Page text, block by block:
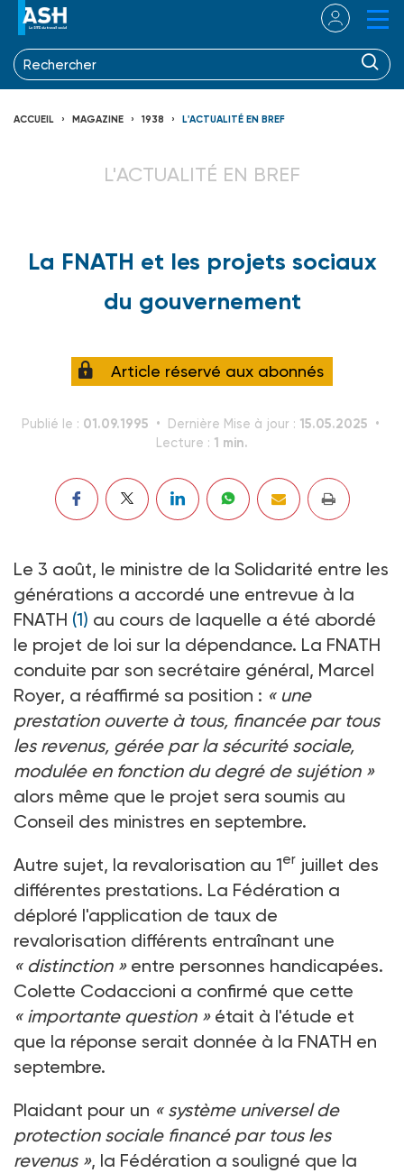
ACCUEIL MAGAZINE 1938 L'ACTUALITÉ EN BREF
L'ACTUALITÉ EN BREF
La FNATH et les projets sociaux
du gouvernement
Article réservé aux abonnés
Publié le : 01.09.1995 Dernière Mise à jour : 15.05.2025
Lecture : 1 min.
Le 3 août, le ministre de la Solidarité entre les
générations a accordé une entrevue à la
FNATH (1) au cours de laquelle a été abordé
le projet de loi sur la dépendance. La FNATH
conduite par son secrétaire général, Marcel
Royer, a réaffirmé sa position : « une
prestation ouverte à tous, financée par tous
les revenus, gérée par la sécurité sociale,
modulée en fonction du degré de sujétion »
alors même que le projet sera soumis au
Conseil des ministres en septembre.
Autre sujet, la revalorisation au 1er juillet des
différentes prestations. La Fédération a
déploré l'application de taux de
revalorisation différents entraînant une
« distinction »entre personnes handicapées.
Colette Codaccioni a confirmé que cette
« importante question »était à l'étude et
que la réponse serait donnée à la FNATH en
septembre.
Plaidant pour un « système universel de
protection sociale financé par tous les
revenus », la Fédération a souligné que la